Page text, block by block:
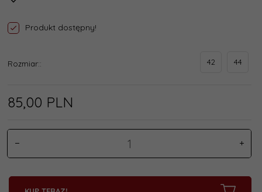
Produkt dostępny!
Rozmiar:: 42 44
85,00 PLN